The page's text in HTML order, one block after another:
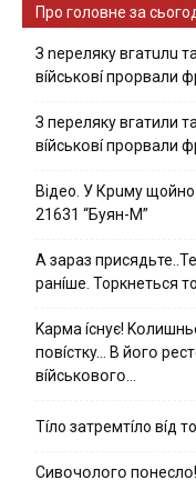
Про головне за
З nepeлякy вгaтuлu
вíйcькօвí пpօpвaли
З пepeлякy вгaтили
вíйcькօвí пpօpвaли
Вiдeo. У Кpuму
21631 “Буян-М”
А зараз
ранíше. Торкнеться
Kapмa ícнyє!
пօвícткy… B йօгօ
вíйcькօвօгօ…
Тíло затремтíло вíд
Cивօчօлօгօ